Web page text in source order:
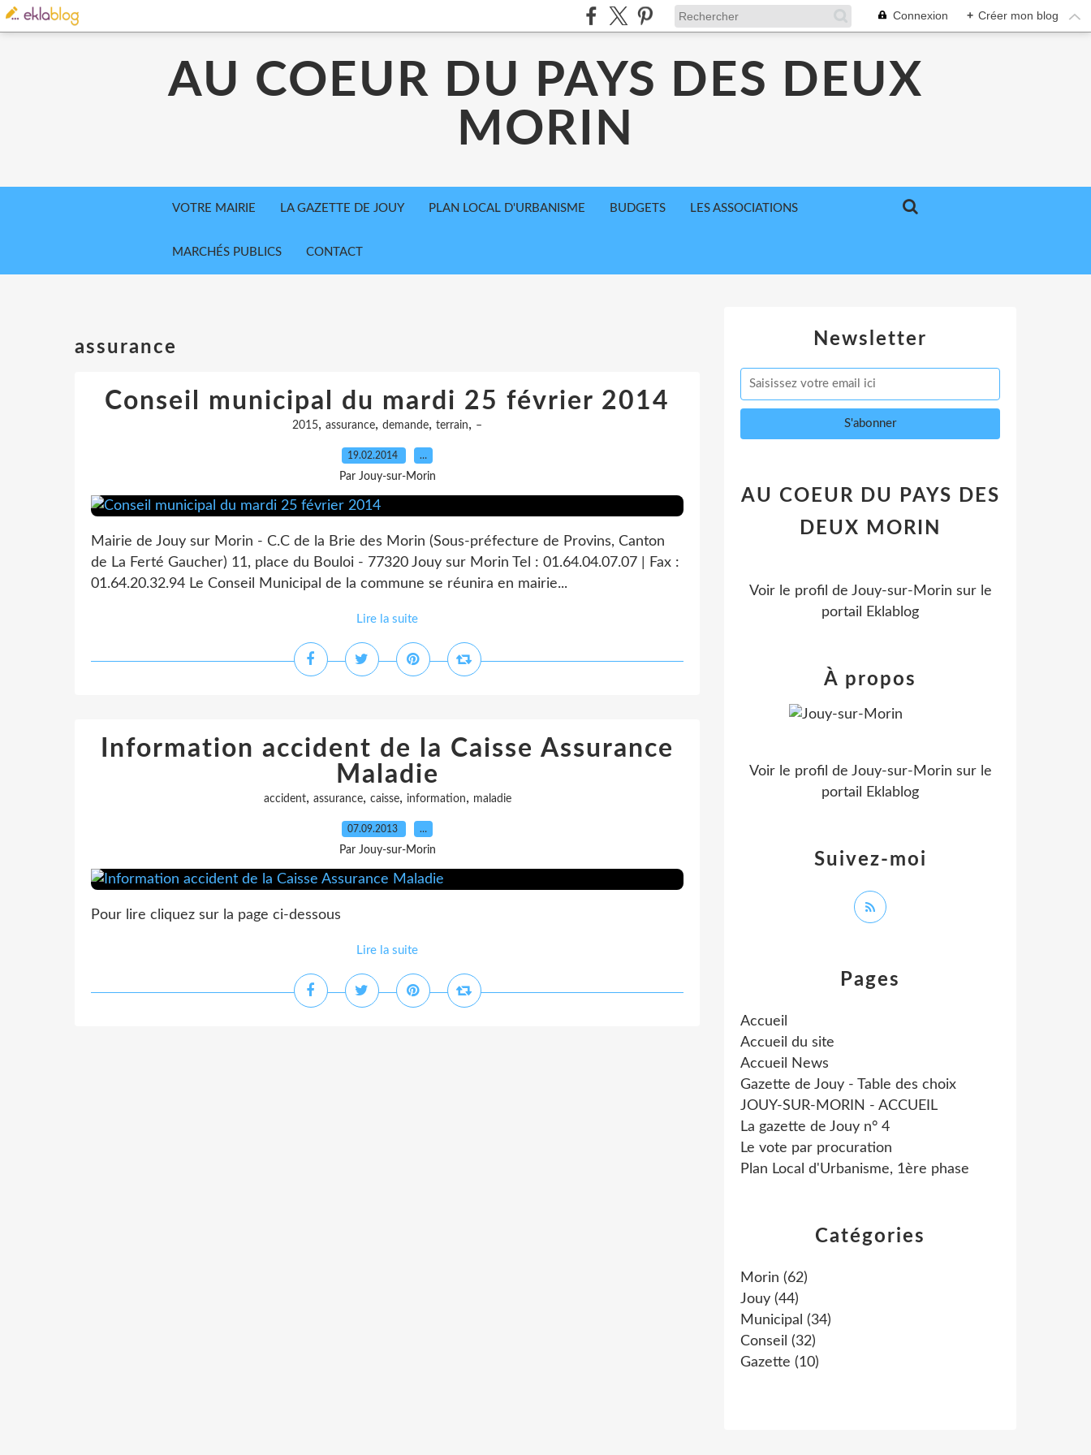
Connexion + Créer mon blog
AU COEUR DU PAYS DES DEUX
MORIN
VOTRE MAIRIE LA GAZETTE DE JOUY PLAN LOCAL D'URBANISME BUDGETS LES ASSOCIATIONS
MARCHÉS PUBLICS CONTACT
assurance
Conseil municipal du mardi 25 février 2014
2015, assurance, demande, terrain, –
19.02.2014 …
Par Jouy-sur-Morin
Mairie de Jouy sur Morin - C.C de la Brie des Morin (Sous-préfecture de Provins, Canton
de La Ferté Gaucher) 11, place du Bouloi - 77320 Jouy sur Morin Tel : 01.64.04.07.07 | Fax :
01.64.20.32.94 Le Conseil Municipal de la commune se réunira en mairie...
Lire la suite
Information accident de la Caisse Assurance
Maladie
accident, assurance, caisse, information, maladie
07.09.2013 …
Par Jouy-sur-Morin
Pour lire cliquez sur la page ci-dessous
Lire la suite
Newsletter
Catégories
Morin (62)
Jouy (44)
Municipal (34)
Conseil (32)
Gazette (10)
Pages
Accueil
Accueil du site
Accueil News
Gazette de Jouy - Table des choix
JOUY-SUR-MORIN - ACCUEIL
La gazette de Jouy n° 4
Le vote par procuration
Plan Local d'Urbanisme, 1ère phase
AU COEUR DU PAYS DES
DEUX MORIN
Voir le profil de Jouy-sur-Morin sur le
portail Eklablog
Suivez-moi
À propos
Voir le profil de Jouy-sur-Morin sur le
portail Eklablog